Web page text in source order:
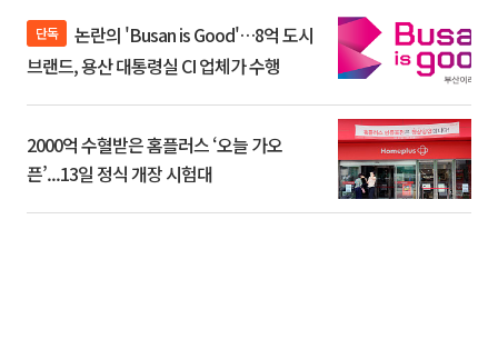
단독
브랜드, 용산 대통령실 CI 업체가 수행
2000억 수혈받은 홈플러스 ‘오늘 가오
픈’...13일 정식 개장 시험대